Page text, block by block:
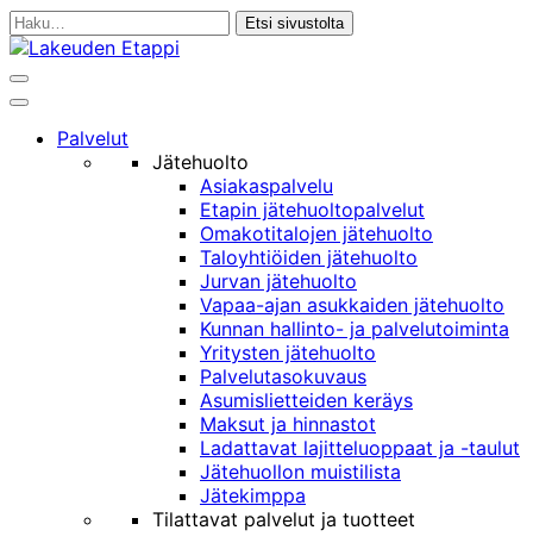
Siirry
sisältöön
Haku:
Haku
Päävalikko
Palvelut
Jätehuolto
Asiakaspalvelu
Etapin jätehuoltopalvelut
Omakotitalojen jätehuolto
Taloyhtiöiden jätehuolto
Jurvan jätehuolto
Vapaa-ajan asukkaiden jätehuolto
Kunnan hallinto- ja palvelutoiminta
Yritysten jätehuolto
Palvelutasokuvaus
Asumislietteiden keräys
Maksut ja hinnastot
Ladattavat lajitteluoppaat ja -taulut
Jätehuollon muistilista
Jätekimppa
Tilattavat palvelut ja tuotteet